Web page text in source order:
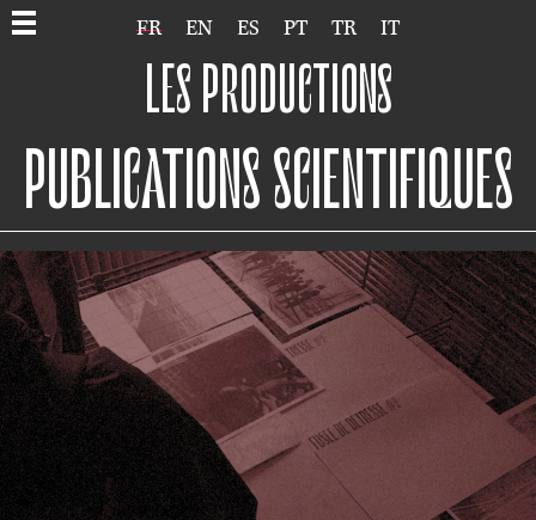
FR EN ES PT TR IT
LES PRODUCTIONS
PUBLICATIONS SCIENTIFIQUES